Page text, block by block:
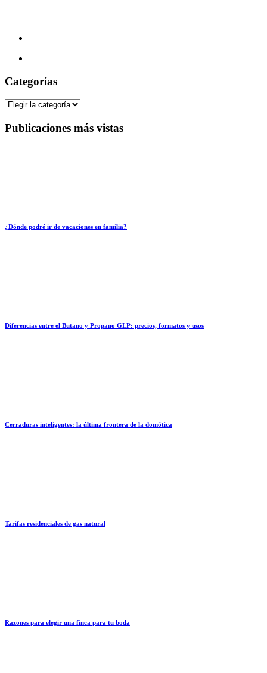
Categorías
Categorías
Publicaciones más vistas
¿Dónde podré ir de vacaciones en familia?
Diferencias entre el Butano y Propano GLP: precios, formatos y usos
Cerraduras inteligentes: la última frontera de la domótica
Tarifas residenciales de gas natural
Razones para elegir una finca para tu boda